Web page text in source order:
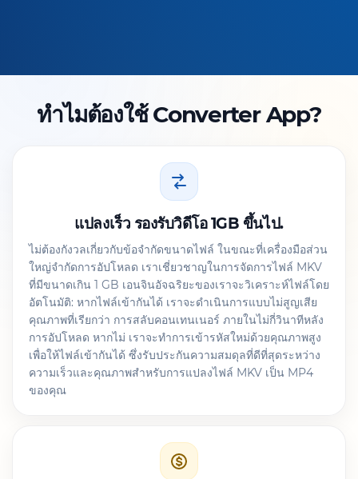
ทำไมต้องใช้ Converter App?
แปลงเร็ว รองรับวิดีโอ 1GB ขึ้นไป.
ไม่ต้องกังวลเกี่ยวกับข้อจำกัดขนาดไฟล์ ในขณะที่เครื่องมือส่วน
ใหญ่จำกัดการอัปโหลด เราเชี่ยวชาญในการจัดการไฟล์ MKV
ที่มีขนาดเกิน 1 GB เอนจินอัจฉริยะของเราจะวิเคราะห์ไฟล์โดย
อัตโนมัติ: หากไฟล์เข้ากันได้ เราจะดำเนินการแบบไม่สูญเสีย
คุณภาพที่เรียกว่า การสลับคอนเทนเนอร์ ภายในไม่กี่วินาทีหลัง
การอัปโหลด หากไม่ เราจะทำการเข้ารหัสใหม่ด้วยคุณภาพสูง
เพื่อให้ไฟล์เข้ากันได้ ซึ่งรับประกันความสมดุลที่ดีที่สุดระหว่าง
ความเร็วและคุณภาพสำหรับการแปลงไฟล์ MKV เป็น MP4
ของคุณ